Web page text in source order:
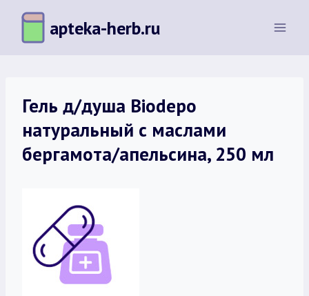
Перейти
содержимому
apteka-herb.ru
Гель д/душа Biodepo
натуральный с маслами
бергамота/апельсина, 250 мл